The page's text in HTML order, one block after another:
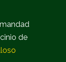
de